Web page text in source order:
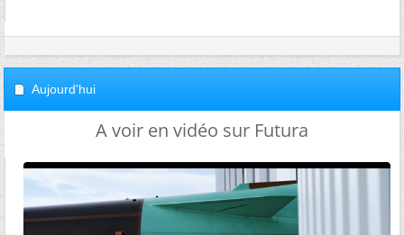
Aujourd'hui
A voir en vidéo sur Futura